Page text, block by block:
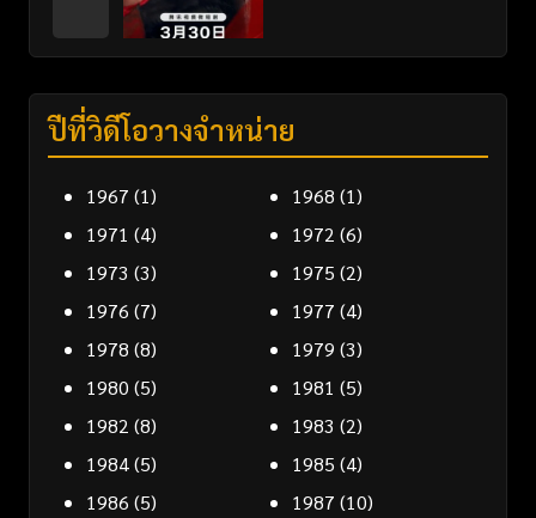
ปีที่วิดีโอวางจำหน่าย
1967 (1) 1968 (1)
1971 (4) 1972 (6)
1973 (3) 1975 (2)
1976 (7) 1977 (4)
1978 (8) 1979 (3)
1980 (5) 1981 (5)
1982 (8) 1983 (2)
1984(5) 1985 (4)
1986 (5) 1987 (10)